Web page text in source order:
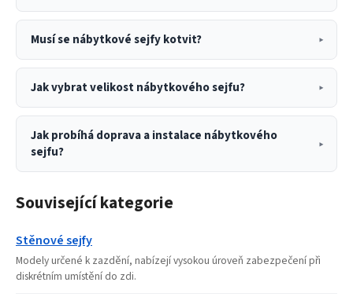
Musí se nábytkové sejfy kotvit?
Jak vybrat velikost nábytkového sejfu?
Jak probíhá doprava a instalace nábytkového
sejfu?
Související kategorie
Stěnové sejfy
Modely určené k zazdění, nabízejí vysokou úroveň zabezpečení při
diskrétním umístění do zdi.